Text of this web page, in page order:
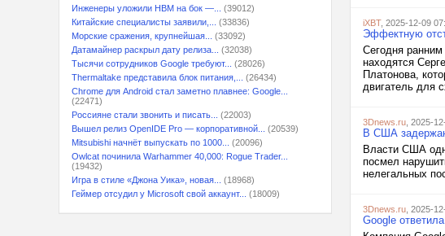
Инженеры уложили HBM на бок —...
(39012)
Китайские специалисты заявили,...
(33836)
Морские сражения, крупнейшая...
(33092)
Датамайнер раскрыл дату релиза...
(32038)
Тысячи сотрудников Google требуют...
(28026)
Thermaltake представила блок питания,...
(26434)
Chrome для Android стал заметно плавнее: Google...
(22471)
Россияне стали звонить и писать...
(22003)
Вышел релиз OpenIDE Pro — корпоративной...
(20539)
Mitsubishi начнёт выпускать по 1000...
(20096)
Owlcat починила Warhammer 40,000: Rogue Trader...
(19432)
Игра в стиле «Джона Уика», новая...
(18968)
Геймер отсудил у Microsoft свой аккаунт...
(18009)
iXBT, 2025-12-09
Эффектную
Сегодня
находятся
Платонова,
двигатель для
3Dnews.ru , 2025-
В США
Власти США
посмел
нелегальных
3Dnews.ru , 2025-
Google